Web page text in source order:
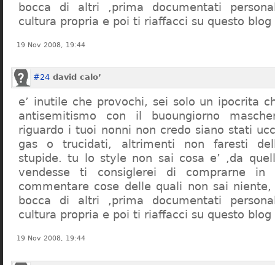
bocca di altri ,prima documentati
cultura propria e poi ti riaffacci su questo blog
19 Nov 2008, 19:44
#24 david calo’
e’ inutile che provochi, sei solo un ipocrita
antisemitismo con il buoungiorno
riguardo i tuoi nonni non credo siano stati
gas o trucidati, altrimenti non faresti
stupide. tu lo style non sai cosa e’ ,da
vendesse ti consiglerei di comprarne in
commentare cose delle quali non sai
bocca di altri ,prima documentati
cultura propria e poi ti riaffacci su questo blog
19 Nov 2008, 19:44